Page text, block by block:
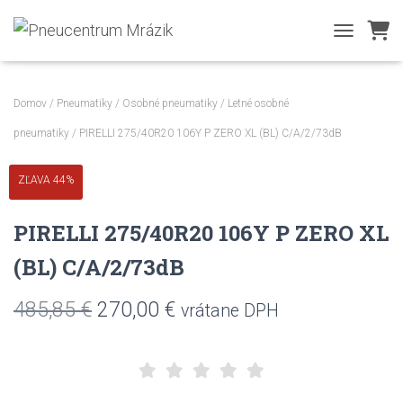
TOGGLE
Domov / Pneumatiky / Osobné pneumatiky / Letné osobné
pneumatiky / PIRELLI 275/40R20 106Y P ZERO XL (BL) C/A/2/73dB
ZĽAVA 44%
PIRELLI 275/40R20 106Y P ZERO XL
(BL) C/A/2/73dB
485,85€ Pôvodná
270,00 €Aktuálna
je:
vrátane DPH